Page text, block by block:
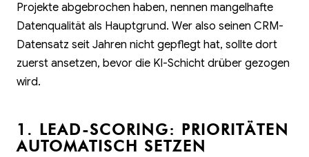
Projekte abgebrochen haben, nennen mangelhafte
Datenqualität als Hauptgrund. Wer also seinen CRM-
Datensatz seit Jahren nicht gepflegt hat, sollte dort
zuerst ansetzen, bevor die KI-Schicht drüber gezogen
wird.
1. LEAD-SCORING: PRIORITÄTEN
AUTOMATISCH SETZEN